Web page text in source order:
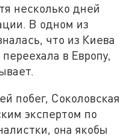
несколько дней
В одном из
что из Киева
в Европу,
побег, Соколовская
экспертом по
она якобы